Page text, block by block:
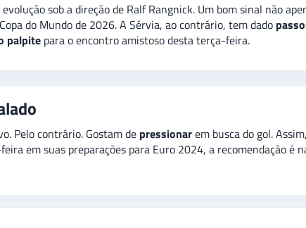
sob a direção de Ralf Rangnick. Um bom sinal não
do Mundo de 2026. A Sérvia, ao contrário, tem dado
palpite para o encontro amistoso desta terça-feira.
Pelo contrário. Gostam de pressionarem busca do gol.
em suas preparações para Euro 2024, a recomendação é